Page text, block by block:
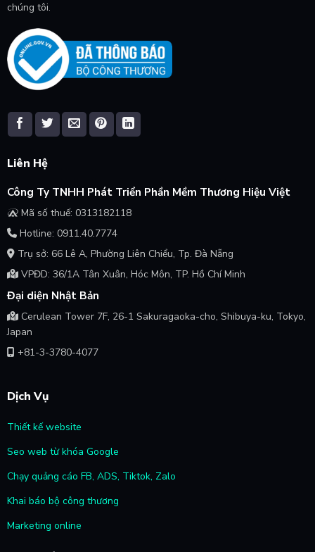
chúng tôi.
Dịch Vụ
Thiết kế website
Seo web từ khóa Google
Chạy quảng cáo FB, ADS, Tiktok, Zalo
Khai báo bộ công thương
Marketing online
Liên Hệ
Công Ty TNHH Phát Triển Phần Mềm Thương Hiệu Việt
Mã số thuế: 0313182118
Hotline: 0911.40.7774
Trụ sở: 66 Lê A, Phường Liên Chiểu, Tp. Đà Nẵng
VPĐD: 36/1A Tân Xuân, Hóc Môn, TP. Hồ Chí Minh
Đại diện Nhật Bản
Cerulean Tower 7F, 26-1 Sakuragaoka-cho, Shibuya-ku, Tokyo,
Japan
+81-3-3780-4077